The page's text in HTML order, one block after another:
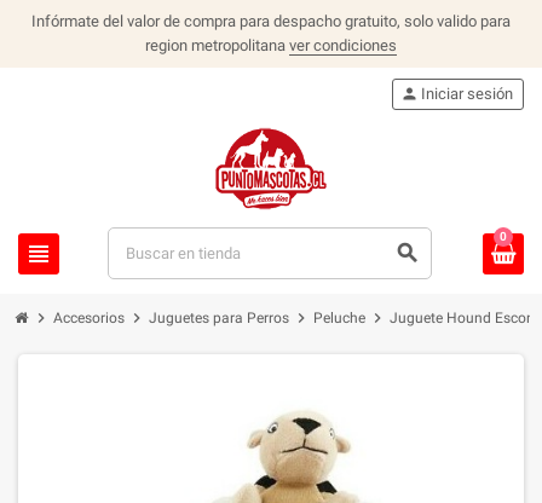
Infórmate del valor de compra para despacho gratuito, solo valido para
region metropolitana ver condiciones
view_headline search
person Iniciar sesión
0
chevron_right Accesorios chevron_right Juguetes para Perros chevron_right Peluche chevron_right Juguete Hound